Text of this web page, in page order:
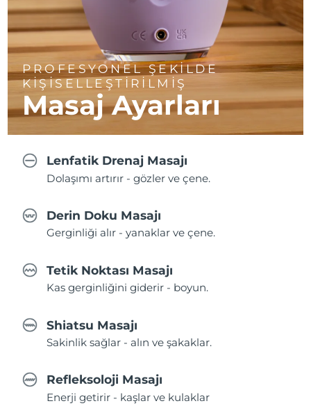
PROFESYONEL ŞEKİLDE
KİŞİSELLEŞTİRİLMİŞ
Masaj Ayarları
Lenfatik Drenaj Masajı
Dolaşımı artırır - gözler ve çene.
Derin Doku Masajı
Gerginliği alır - yanaklar ve çene.
Tetik Noktası Masajı
Kas gerginliğini giderir - boyun.
Shiatsu Masajı
Sakinlik sağlar - alın ve şakaklar.
Refleksoloji Masajı
Enerji getirir - kaşlar ve kulaklar